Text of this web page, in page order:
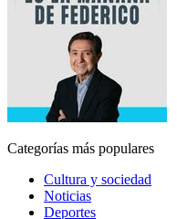
Categorías más populares
Cultura y sociedad
Noticias
Deportes